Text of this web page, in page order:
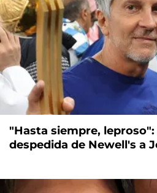
"Hasta siempre,
despedida de Newell's a